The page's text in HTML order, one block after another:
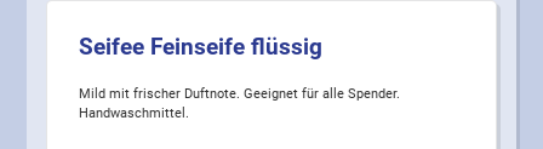
Seifee Feinseife flüssig
Mild mit frischer Duftnote. Geeignet für alle Spender.
Handwaschmittel.